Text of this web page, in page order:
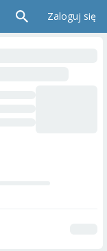
Zaloguj się